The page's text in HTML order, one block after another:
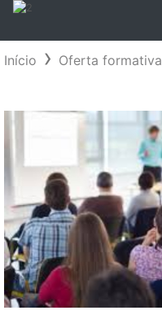
Início Oferta formativa